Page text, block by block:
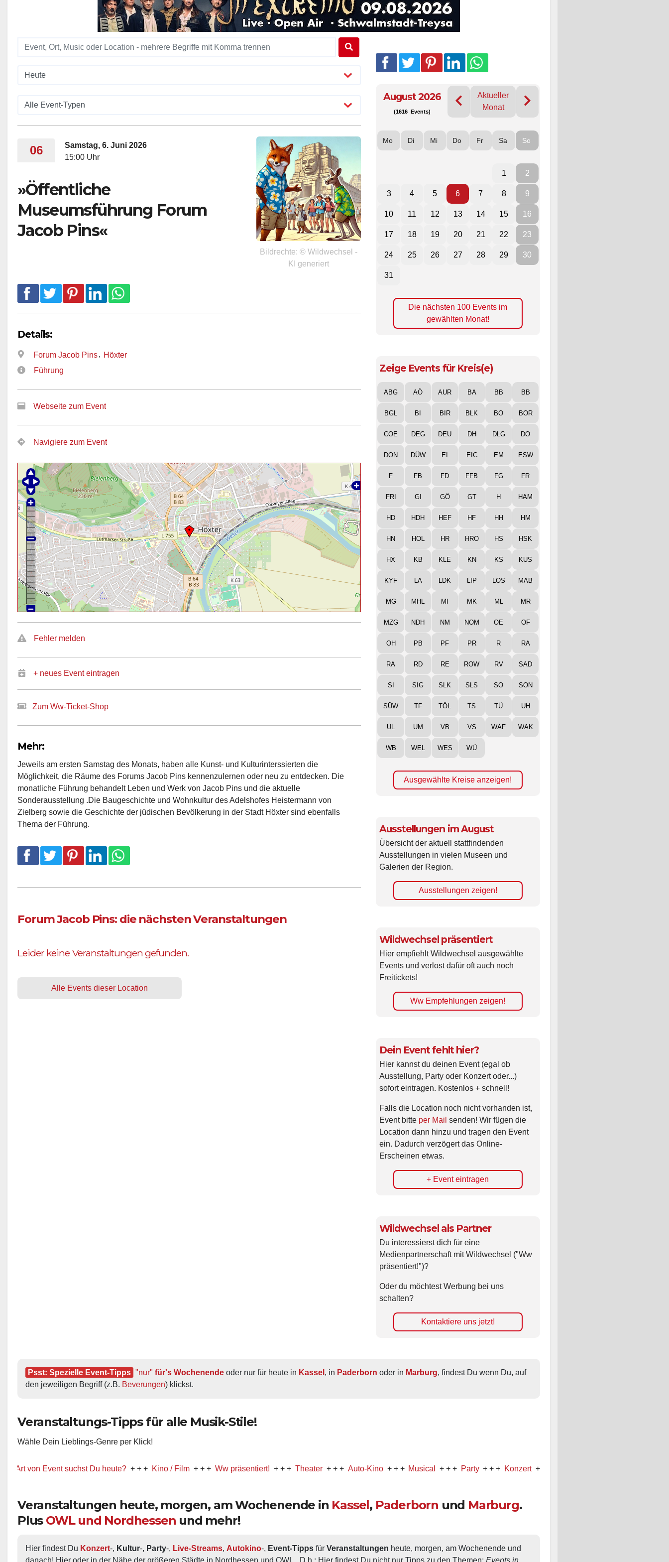
06
Samstag, 6. Juni 2026
15:00 Uhr
»Öffentliche
Museumsführung Forum
Jacob Pins«
Bildrechte: © Wildwechsel -
KI generiert
Details:
Forum Jacob Pins, Höxter
Führung
Webseite zum Event
Navigiere zum Event
Fehler melden
+ neues Event eintragen
Zum Ww-Ticket-Shop
Mehr:
Jeweils am ersten Samstag des Monats, haben alle Kunst- und Kulturinterssierten die
Möglichkeit, die Räume des Forums Jacob Pins kennenzulernen oder neu zu entdecken. Die
monatliche Führung behandelt Leben und Werk von Jacob Pins und die aktuelle
Sonderausstellung .Die Baugeschichte und Wohnkultur des Adelshofes Heistermann von
Zielberg sowie die Geschichte der jüdischen Bevölkerung in der Stadt Höxter sind ebenfalls
Thema der Führung.
Forum Jacob Pins: die nächsten Veranstaltungen
Leider keine Veranstaltungen gefunden.
Alle Events dieser Location
August 2026
(1616 Events)
Aktueller
Monat
Mo Di Mi Do Fr Sa So
1 2
3 4 5 6 7 8 9
10 11 12 13 14 15 16
17 18 19 20 21 22 23
24 25 26 27 28 29 30
31
Die nächsten 100 Events im
gewählten Monat!
Zeige Events für Kreis(e)
ABG AÖ AUR BA BB BB
BGL BI BIR BLK BO BOR
COE DEG DEU DH DLG DO
DON DÜW EI EIC EM ESW
F FB FD FFB FG FR
FRI GI GÖ GT H HAM
HD HDH HEF HF HH HM
HN HOL HR HRO HS HSK
HX KB KLE KN KS KUS
KYF LA LDK LIP LOS MAB
MG MHL MI MK ML MR
MZG NDH NM NOM OE OF
OH PB PF PR R RA
RA RD RE ROW RV SAD
SI SIG SLK SLS SO SON
SÜW TF TÖL TS TÜ UH
UL UM VB VS WAF WAK
WB WEL WES WÜ
Ausgewählte Kreise anzeigen!
Ausstellungen im August
Übersicht der aktuell stattfindenden
Ausstellungen in vielen Museen und
Galerien der Region.
Ausstellungen zeigen!
Wildwechsel präsentiert
Hier empfiehlt Wildwechsel ausgewählte
Events und verlost dafür oft auch noch
Freitickets!
Ww Empfehlungen zeigen!
Dein Event fehlt hier?
Hier kannst du deinen Event (egal ob
Ausstellung, Party oder Konzert oder...)
sofort eintragen. Kostenlos + schnell!
Falls die Location noch nicht vorhanden ist,
Event bitte per Mail senden! Wir fügen die
Location dann hinzu und tragen den Event
ein. Dadurch verzögert das Online-
Erscheinen etwas.
+ Event eintragen
Wildwechsel als Partner
Du interessierst dich für eine
Medienpartnerschaft mit Wildwechsel ("Ww
präsentiert!")?
Oder du möchtest Werbung bei uns
schalten?
Kontaktiere uns jetzt!
Psst: Spezielle Event-Tipps "nur" für's Wochenende oder nur für heute in Kassel , in Paderborn oder in Marburg, findest Du wenn Du, auf
den jeweiligen Begriff (z.B. Beverungen) klickst.
Veranstaltungs-Tipps für alle Musik-Stile!
Wähle Dein Lieblings-Genre per Klick!
Event suchst Du heute? + + + Kino / Film + + + Ww präsentiert! + + + Theater + + + Auto-Kino + + + Musical + + + Party + + + Konzert + + + Comedy
Veranstaltungen heute, morgen, am Wochenende in Kassel, Paderborn und Marburg.
Plus OWL und Nordhessen und mehr!
Hier findest Du Konzert-, Kultur-, Party-, Live-Streams, Autokino-, Event-Tipps für Veranstaltungen heute, morgen, am Wochenende und